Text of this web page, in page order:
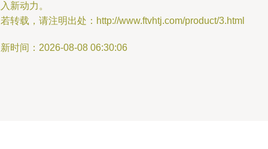
新动力。
转载，请注明出处：http://www.ftvhtj.com/product/3.html
时间：2026-08-08 06:30:06